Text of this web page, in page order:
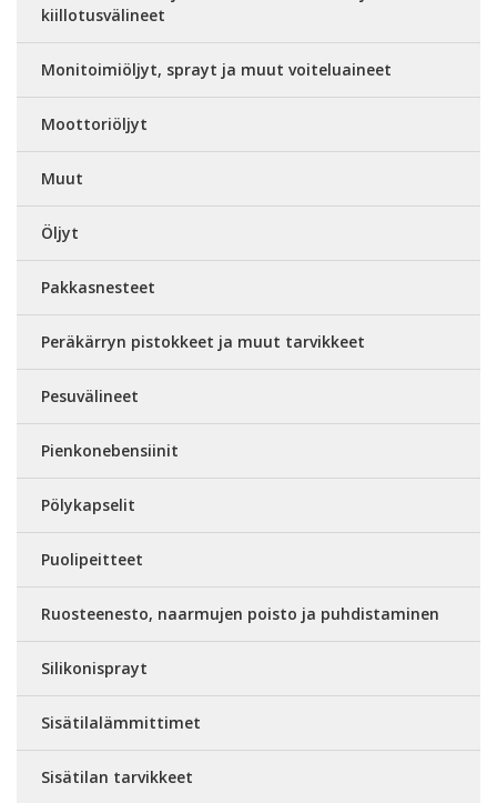
kiillotusvälineet
Monitoimiöljyt, sprayt ja muut voiteluaineet
Moottoriöljyt
Muut
Öljyt
Pakkasnesteet
Peräkärryn pistokkeet ja muut tarvikkeet
Pesuvälineet
Pienkonebensiinit
Pölykapselit
Puolipeitteet
Ruosteenesto, naarmujen poisto ja puhdistaminen
Silikonisprayt
Sisätilalämmittimet
Sisätilan tarvikkeet